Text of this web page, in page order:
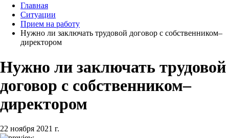
Главная
Ситуации
Прием на работу
Нужно ли заключать трудовой договор с собственником–
директором
Нужно ли заключать трудовой
договор с собственником–
директором
22 ноября 2021 г.